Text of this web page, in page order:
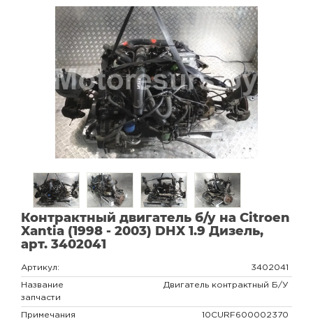
Контрактный двигатель б/у на Citroen
Xantia (1998 - 2003) DHX 1.9 Дизель,
арт. 3402041
Артикул: 3402041
Название
запчасти
Двигатель контрактный Б/У
Примечания 10CURF600002370